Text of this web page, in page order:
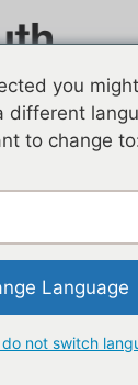
DE
you
different
to change
Language
not switch